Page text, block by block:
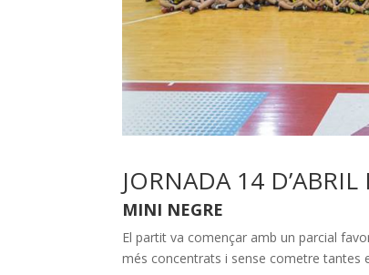
JORNADA 14
MINI NEGRE
El partit va començar amb un parcial
més concentrats i sense cometre tantes